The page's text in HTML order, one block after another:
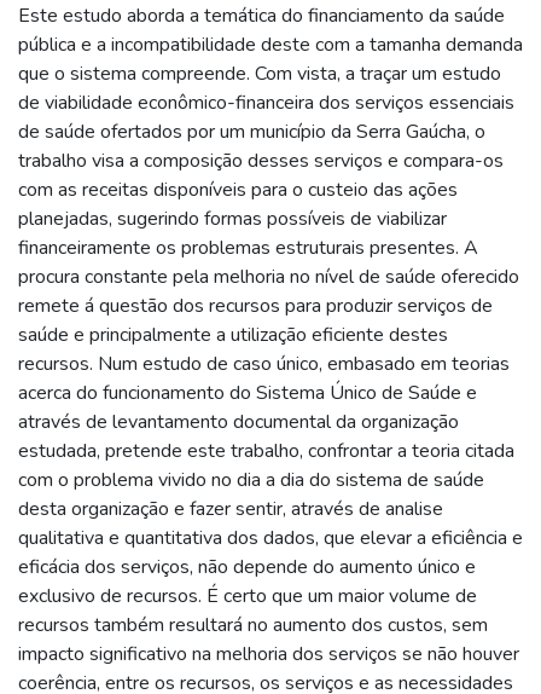
Este estudo aborda a temática do financiamento da saúde
pública e a incompatibilidade deste com a tamanha demanda
que o sistema compreende. Com vista, a traçar um estudo
de viabilidade econômico-financeira dos serviços essenciais
de saúde ofertados por um município da Serra Gaúcha, o
trabalho visa a composição desses serviços e compara-os
com as receitas disponíveis para o custeio das ações
planejadas, sugerindo formas possíveis de viabilizar
financeiramente os problemas estruturais presentes. A
procura constante pela melhoria no nível de saúde oferecido
remete á questão dos recursos para produzir serviços de
saúde e principalmente a utilização eficiente destes
recursos. Num estudo de caso único, embasado em teorias
acerca do funcionamento do Sistema Único de Saúde e
através de levantamento documental da organização
estudada, pretende este trabalho, confrontar a teoria citada
com o problema vivido no dia a dia do sistema de saúde
desta organização e fazer sentir, através de analise
qualitativa e quantitativa dos dados, que elevar a eficiência e
eficácia dos serviços, não depende do aumento único e
exclusivo de recursos. É certo que um maior volume de
recursos também resultará no aumento dos custos, sem
impacto significativo na melhoria dos serviços se não houver
coerência, entre os recursos, os serviços e as necessidades